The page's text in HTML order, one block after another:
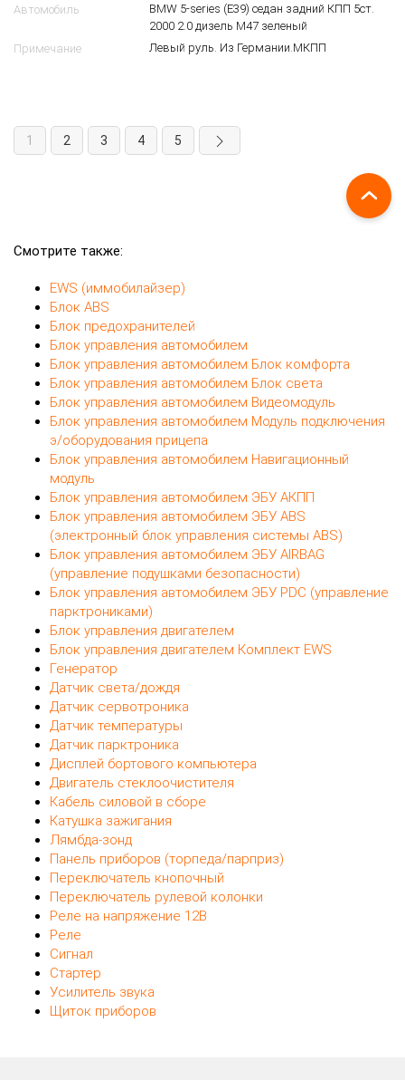
Автомобиль
BMW 5-series (E39) седан задний КПП 5ст.
2000 2.0 дизель M47 зеленый
Примечание
Левый руль. Из Германии.МКПП
1 2 3 4 5
Смотрите также:
EWS (иммобилайзер)
Блок ABS
Блок предохранителей
Блок управления автомобилем
Блок управления автомобилем Блок комфорта
Блок управления автомобилем Блок света
Блок управления автомобилем Видеомодуль
Блок управления автомобилем Модуль подключения
э/оборудования прицепа
Блок управления автомобилем Навигационный
модуль
Блок управления автомобилем ЭБУ АКПП
Блок управления автомобилем ЭБУ ABS
(электронный блок управления системы ABS)
Блок управления автомобилем ЭБУ AIRBAG
(управление подушками безопасности)
Блок управления автомобилем ЭБУ PDC (управление
парктрониками)
Блок управления двигателем
Блок управления двигателем Комплект EWS
Генератор
Датчик света/дождя
Датчик сервотроника
Датчик температуры
Датчик парктроника
Дисплей бортового компьютера
Двигатель стеклоочистителя
Кабель силовой в сборе
Катушка зажигания
Лямбда-зонд
Панель приборов (торпеда/парприз)
Переключатель кнопочный
Переключатель рулевой колонки
Реле на напряжение 12В
Реле
Сигнал
Стартер
Усилитель звука
Щиток приборов